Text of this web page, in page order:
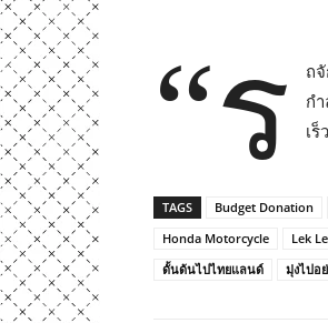
“ร
ถ
ก
เร็
TAGS Budget Donation
Honda Motorcycle
Lek
ดั้นด้นไปไทยแลนด์
มุ่งไปอ